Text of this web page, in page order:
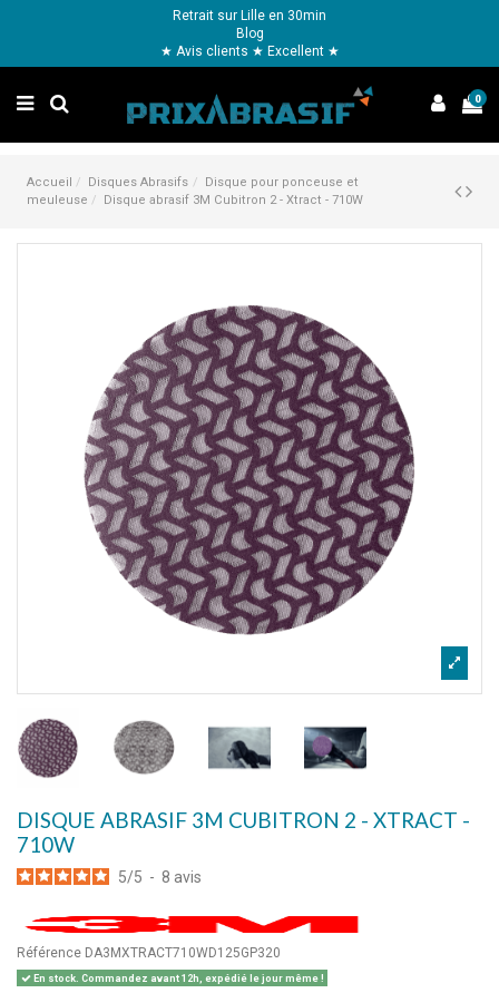
Retrait sur Lille en 30min
Blog
★ Avis clients ★ Excellent ★
0
Accueil Disques Abrasifs
Disque pour ponceuse et
meuleuse
Disque abrasif 3M Cubitron 2 - Xtract - 710W
DISQUE ABRASIF 3M CUBITRON 2 - XTRACT -
710W
5/5 - 8 avis
Référence DA3MXTRACT710WD125GP320
En stock. Commandez avant 12h, expédié le jour même !